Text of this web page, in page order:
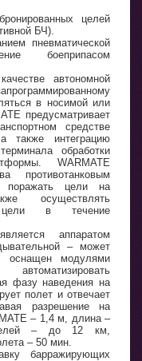
целей
БЧ).
пневматической
боеприпасом
автономной
в носимой или
предусматривает
средстве
а также интеграцию
обработки
WARMATE
противотанковым
поражать цели на
осуществлять
цели в течение
аппаратом
– может
оснащен модулями
фазу наведения на
полет и отвечает
разрешение на
– 1,4 м, длина –
– до 12 км,
– 50 мин.
барражирующих